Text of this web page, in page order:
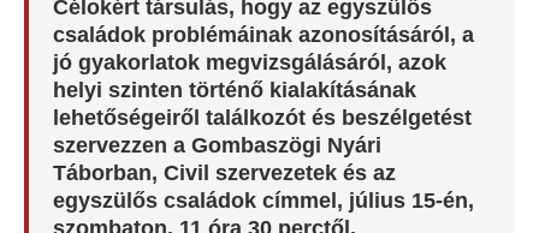
Célokért társulás, hogy az egyszülős
családok problémáinak azonosításáról, a
jó gyakorlatok megvizsgálásáról, azok
helyi szinten történő kialakításának
lehetőségeiről találkozót és beszélgetést
szervezzen a Gombaszögi Nyári
Táborban, Civil szervezetek és az
egyszülős családok címmel, július 15-én,